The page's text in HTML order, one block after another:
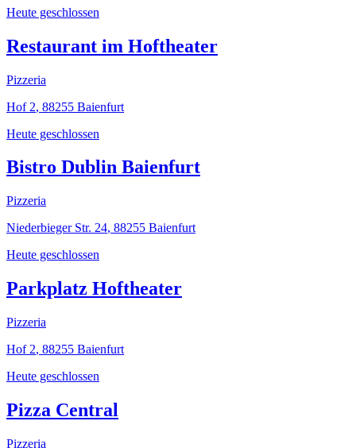
Heute geschlossen
Restaurant im Hoftheater
Pizzeria
Hof 2, 88255 Baienfurt
Heute geschlossen
Bistro Dublin Baienfurt
Pizzeria
Niederbieger Str. 24, 88255 Baienfurt
Heute geschlossen
Parkplatz Hoftheater
Pizzeria
Hof 2, 88255 Baienfurt
Heute geschlossen
Pizza Central
Pizzeria